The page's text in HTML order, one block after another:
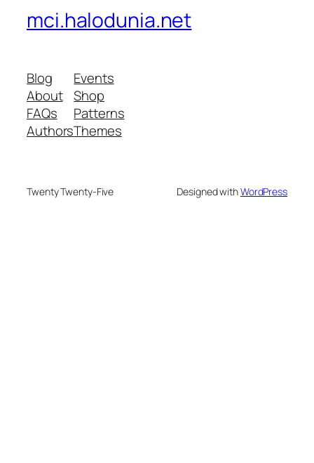
mci.halodunia.net
Blog
About
FAQs
Authors
Events
Shop
Patterns
Themes
Twenty Twenty-Five Designed withWordPress